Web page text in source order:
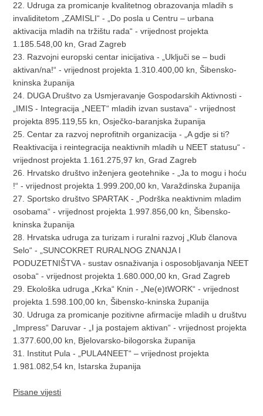
22. Udruga za promicanje kvalitetnog obrazovanja mladih s
invaliditetom „ZAMISLI“ - „Do posla u Centru – urbana
aktivacija mladih na tržištu rada“ - vrijednost projekta
1.185.548,00 kn, Grad Zagreb
23. Razvojni europski centar inicijativa - „Uključi se – budi
aktivan/na!“ - vrijednost projekta 1.310.400,00 kn, Šibensko-
kninska županija
24. DUGA Društvo za Usmjeravanje Gospodarskih Aktivnosti -
„IMIS - Integracija „NEET“ mladih izvan sustava“ - vrijednost
projekta 895.119,55 kn, Osječko-baranjska županija
25. Centar za razvoj neprofitnih organizacija - „A gdje si ti?
Reaktivacija i reintegracija neaktivnih mladih u NEET statusu“ -
vrijednost projekta 1.161.275,97 kn, Grad Zagreb
26. Hrvatsko društvo inženjera geotehnike - „Ja to mogu i hoću
!“ - vrijednost projekta 1.999.200,00 kn, Varaždinska županija
27. Sportsko društvo SPARTAK - „Podrška neaktivnim mladim
osobama“ - vrijednost projekta 1.997.856,00 kn, Šibensko-
kninska županija
28. Hrvatska udruga za turizam i ruralni razvoj „Klub članova
Selo“ - „SUNCOKRET RURALNOG ZNANJA I
PODUZETNIŠTVA - sustav osnaživanja i osposobljavanja NEET
osoba“ - vrijednost projekta 1.680.000,00 kn, Grad Zagreb
29. Ekološka udruga „Krka“ Knin - „Ne(e)tWORK“ - vrijednost
projekta 1.598.100,00 kn, Šibensko-kninska županija
30. Udruga za promicanje pozitivne afirmacije mladih u društvu
„Impress“ Daruvar - „I ja postajem aktivan“ - vrijednost projekta
1.377.600,00 kn, Bjelovarsko-bilogorska županija
31. Institut Pula - „PULA4NEET“ – vrijednost projekta
1.981.082,54 kn, Istarska županija
Pisane vijesti